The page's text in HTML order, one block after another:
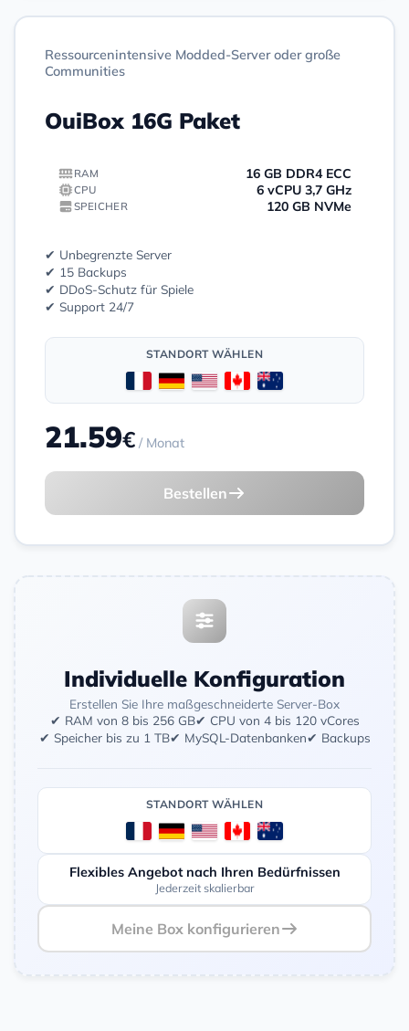
Ressourcenintensive Modded-Server oder große
Communities
OuiBox 16G Paket
RAM 16 GB DDR4 ECC
CPU 6 vCPU 3,7 GHz
SPEICHER 120 GB NVMe
✔ Unbegrenzte Server
✔ 15 Backups
✔ DDoS-Schutz für Spiele
✔ Support 24/7
STANDORT WÄHLEN
21.59€ / Monat
Bestellen
Individuelle Konfiguration
Erstellen Sie Ihre maßgeschneiderte Server-Box
✔ RAM von 8 bis 256 GB✔ CPU von 4 bis 120 vCores
✔ Speicher bis zu 1 TB✔ MySQL-Datenbanken✔ Backups
STANDORT WÄHLEN
Flexibles Angebot nach Ihren Bedürfnissen
Jederzeit skalierbar
Meine Box konfigurieren